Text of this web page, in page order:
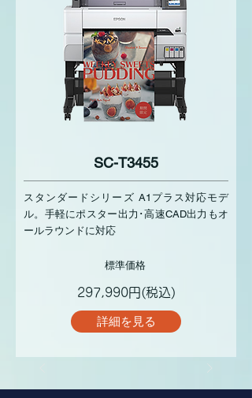
SC-T3455
スタンダードシリーズ A1プラス対応モデ
ル。手軽にポスター出力･高速CAD出力もオ
ールラウンドに対応
標準価格
297,990円(税込)
詳細を見る